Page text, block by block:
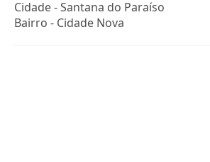
Cidade -Santana do Paraíso
Bairro - Cidade Nova